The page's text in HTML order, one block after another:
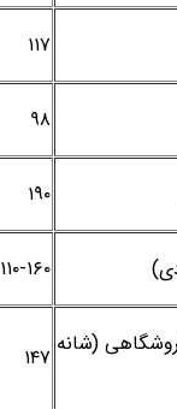
۱۱۷
۹۸
۱۹۰
۱۱۰-۱۶۰
(شانه ۱۴۷